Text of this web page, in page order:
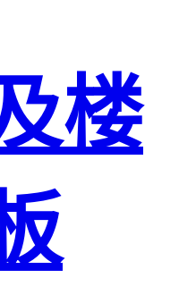
楼